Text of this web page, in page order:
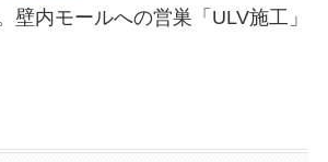
壁内モールへの営巣「ULV施工」